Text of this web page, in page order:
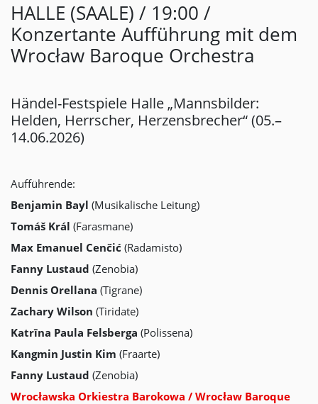
HALLE (SAALE) / 19:00 /
Konzertante Aufführung mit dem
Wrocław Baroque Orchestra
Händel-Festspiele Halle „Mannsbilder:
Helden, Herrscher, Herzensbrecher“ (05.–
14.06.2026)
Aufführende:
Benjamin Bayl (Musikalische Leitung)
Tomáš Král (Farasmane)
Max Emanuel Cenčić (Radamisto)
Fanny Lustaud (Zenobia)
Dennis Orellana (Tigrane)
Zachary Wilson (Tiridate)
Katrīna Paula Felsberga (Polissena)
Kangmin Justin Kim (Fraarte)
Fanny Lustaud (Zenobia)
Wrocławska Orkiestra Barokowa / Wrocław Baroque